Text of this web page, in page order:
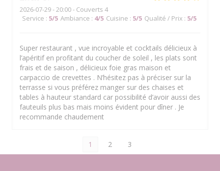
2026-07-29- 20:00 - Couverts 4
Service : 5/5 Ambiance : 4/5 Cuisine : 5/5 Qualité / Prix : 5/5
Super restaurant , vue incroyable et cocktails délicieux à
l’apéritif en profitant du coucher de soleil , les plats sont
frais et de saison , délicieux foie gras maison et
carpaccio de crevettes . N’hésitez pas à préciser sur la
terrasse si vous préférez manger sur des chaises et
tables à hauteur standard car possibilité d’avoir aussi des
fauteuils plus bas mais moins évident pour dîner . Je
recommande chaudement
1 2 3